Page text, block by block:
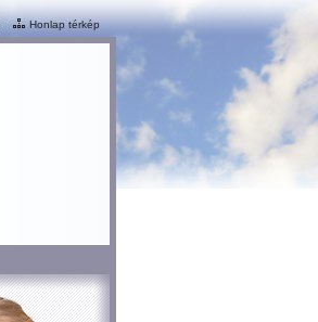
Honlap térkép